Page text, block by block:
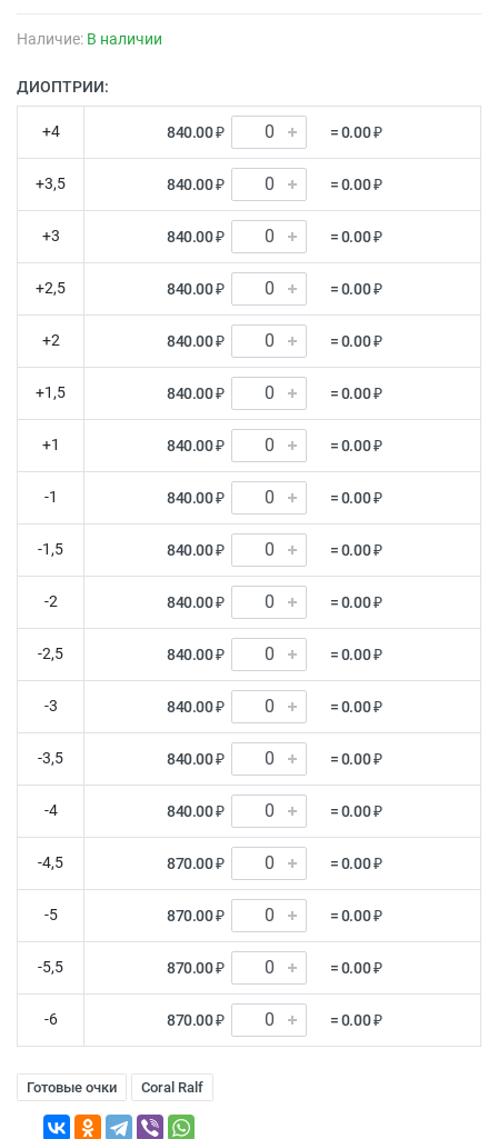
Наличие: В наличии
ДИОПТРИИ:
+4 840.00 ₽ = 0.00 ₽
+3,5 840.00 ₽ = 0.00 ₽
+3 840.00 ₽ = 0.00 ₽
+2,5 840.00 ₽ = 0.00 ₽
+2 840.00 ₽ = 0.00 ₽
+1,5 840.00 ₽ = 0.00 ₽
+1 840.00 ₽ = 0.00 ₽
-1 840.00 ₽ = 0.00 ₽
-1,5 840.00 ₽ = 0.00 ₽
-2 840.00 ₽ = 0.00 ₽
-2,5 840.00 ₽ = 0.00 ₽
-3 840.00 ₽ = 0.00 ₽
-3,5 840.00 ₽ = 0.00 ₽
-4 840.00 ₽ = 0.00 ₽
-4,5 870.00 ₽ = 0.00 ₽
-5 870.00 ₽ = 0.00 ₽
-5,5 870.00 ₽ = 0.00 ₽
-6 870.00 ₽ = 0.00 ₽
Готовые очки Coral Ralf